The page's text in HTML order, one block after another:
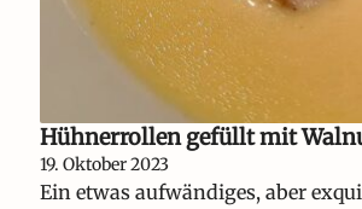
Hühnerrollen gefüllt mit
19. Oktober 2023
Ein etwas aufwändiges, aber